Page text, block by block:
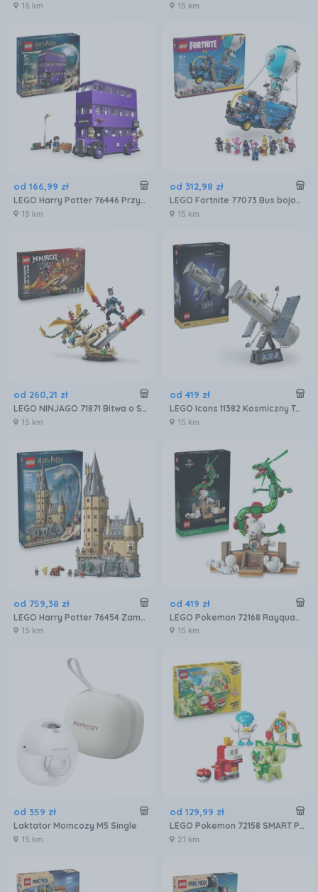
15 km 15 km
od 166,99 zł
LEGO Harry Potter 76446 Przygoda na pokładzie Błędnego Rycerza
15 km
od 312,98 zł
LEGO Fortnite 77073 Bus bojowy
15 km
od 260,21 zł
LEGO NINJAGO 71871 Bitwa o Smocze Ostrze
15 km
od 419 zł
LEGO Icons 11382 Kosmiczny Teleskop Hubble’a
15 km
od 759,38 zł
LEGO Harry Potter 76454 Zamek Hogwart: Główna wieża
15 km
od 419 zł
LEGO Pokemon 72168 Rayquaza
15 km
od 359 zł
Laktator Momcozy M5 Single
15 km
od 129,99 zł
LEGO Pokemon 72158 SMART Play: Sprigatito, Fuecoco i Quaxly — bitwa
21 km